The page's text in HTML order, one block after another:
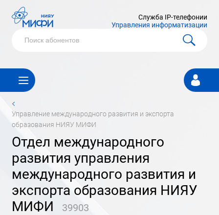
Служба IP-телефонии
Управления информатизации
Личный
кабинет
<
управление международного развития и экспорта
образования НИЯУ МИФИ
отдел международного
развития управления
международного развития и
экспорта образования НИЯУ
МИФИ
39903